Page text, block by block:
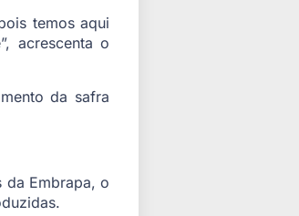
temos aqui
acrescenta o
da safra
da Embrapa, o